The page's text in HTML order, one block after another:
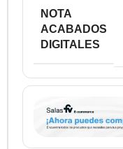
NOTA
ACABADOS
DIGITALES